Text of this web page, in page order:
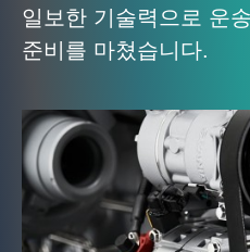
일보한 기술력으로 운
준비를 마쳤습니다.